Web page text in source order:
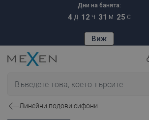
Дни на банята:
4 Д 12 Ч 31 М 24 С
Виж
Линейни подови сифони